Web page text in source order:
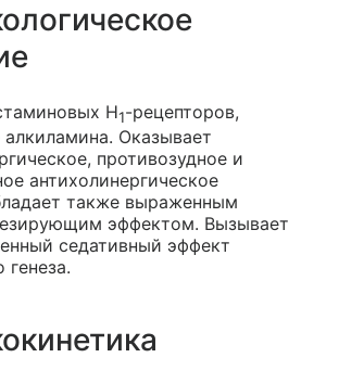
H1-рецепторов,
Оказывает
противозудное и
антихолинергическое
также выраженным
эффектом. Вызывает
седативный эффект
генеза.